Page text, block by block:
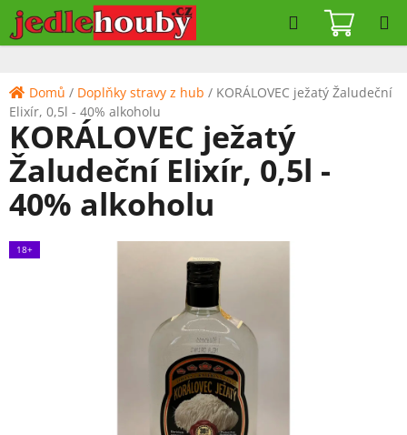
Přejít
na
obsah
Hledat
KOŠÍK
Domů / Doplňky stravy z hub / KORÁLOVEC ježatý Žaludeční
Elixír, 0,5l - 40% alkoholu
KORÁLOVEC ježatý
Žaludeční Elixír, 0,5l -
40% alkoholu
18+